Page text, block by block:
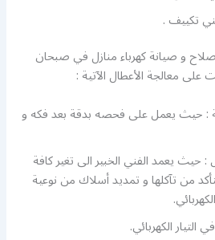
تكييف .
و صيانة كهرباء منازل في صبحان
معالجة الأعطال الآتية :
: حيث يعمل على فحصه بدقة بعد فكه و
يعمد الفني الخبير الى تغير كافة
من تآكلها و تمديد أسلاك من نوعية
التيار الكهربائي.